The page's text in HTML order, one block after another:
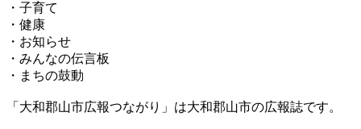
・子育て
・健康
・お知らせ
・みんなの伝言板
・まちの鼓動
「大和郡山市広報つながり」は大和郡山市の広報誌です。